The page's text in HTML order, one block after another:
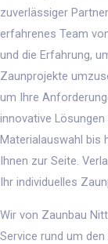
zuverlässiger
erfahrenes Team
und die Erfahrung,
Zaunprojekte
um Ihre
innovative
Materialauswahl bis
Ihnen zur Seite.
Ihr individuelles
Wir von Zaunbau
Service rund um